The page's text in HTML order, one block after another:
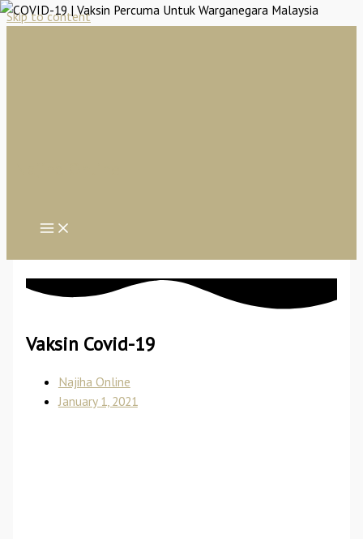
Skip to content
Vaksin Covid-19
Najiha Online
January 1, 2021